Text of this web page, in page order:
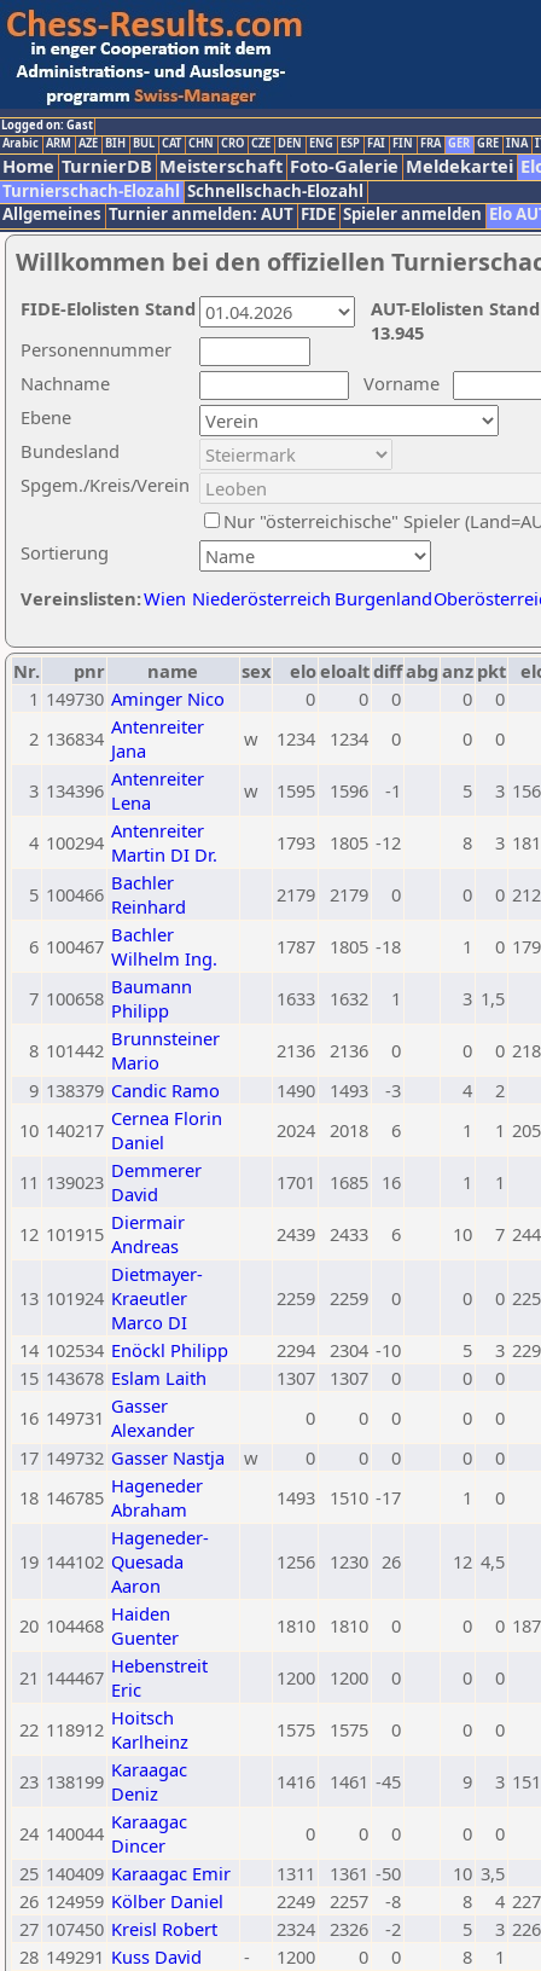
Logged on: Gast
Arabic ARM AZE BIH BUL CAT CHN CRO CZE DEN ENG ESP FAI FIN FRA GER GRE INA
Home TurnierDB Meisterschaft Foto-Galerie Meldekartei
Turnierschach-Elozahl Schnellschach-Elozahl
Allgemeines Turnier anmelden: AUT FIDE Spieler anmelden Elo
Willkommen bei den offiziellen
Nachname
Vorname
Ebene
Sortierung
Personennummer
Bundesland
Spgem./Kreis/Verein
Nur "österreichische" Spieler
Vereinslisten:Wien Niederösterreich Burgenland
AUT-Elolisten
13.945
FIDE-Elolisten Stand
Nr. pnr name sex eloeloaltdiffabg anz pkt
1 149730 Aminger Nico 0 0 0 0
0
2 136834 Antenreiter
Jana
w 1234 1234 0 0 0
3 134396 Antenreiter
Lena
w 1595 1596 -1 5 3
4 100294 Antenreiter
Martin DI Dr.
1793 1805 -12 8 3
5 100466 Bachler
Reinhard
2179 2179 0 0 0
6 100467 Bachler
Wilhelm Ing.
1787 1805 -18 1 0
7 100658 Baumann
Philipp
1633 1632 1 3 1,5
8 101442 Brunnsteiner
Mario
2136 2136 0 0 0
9 138379 Candic Ramo 1490 1493 -3 4
2
10 140217 Cernea Florin
Daniel
2024 2018 6 1 1
11 139023 Demmerer
David
1701 1685 16 1 1
12 101915 Diermair
Andreas
2439 2433 6 10 7
13 101924
Dietmayer-
Kraeutler
Marco DI
2259 2259 0 0 0
14 102534 Enöckl Philipp 2294 2304 -10 5 3
15 143678 Eslam Laith 1307 1307 0 0
0
16 149731 Gasser
Alexander
0 0 0 0
0
17 149732 Gasser Nastja w 0 0 0 0
0
18 146785 Hageneder
Abraham
1493 1510 -17 1 0
19 144102
Hageneder-
Quesada
Aaron
1256 1230 26 12 4,5
20 104468 Haiden
Guenter
1810 1810 0 0 0
21 144467 Hebenstreit
Eric
1200 1200 0 0 0
22 118912 Hoitsch
Karlheinz
1575 1575 0 0 0
23 138199 Karaagac
Deniz
1416 1461 -45 9 3
24 140044 Karaagac
Dincer
0 0 0 0
0
25 140409 Karaagac Emir 1311 1361 -50 10 3,5
26 124959 Kölber Daniel 2249 2257 -8 8 4
27 107450 Kreisl Robert 2324 2326 -2 5 3
28 149291 Kuss David - 1200 0 0 8
1